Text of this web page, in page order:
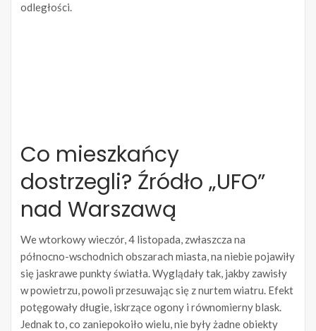
odległości.
Co mieszkańcy
dostrzegli? Źródło „UFO”
nad Warszawą
We wtorkowy wieczór, 4 listopada, zwłaszcza na
północno-wschodnich obszarach miasta, na niebie pojawiły
się jaskrawe punkty światła. Wyglądały tak, jakby zawisły
w powietrzu, powoli przesuwając się z nurtem wiatru. Efekt
potęgowały długie, iskrzące ogony i równomierny blask.
Jednak to, co zaniepokoiło wielu, nie były żadne obiekty